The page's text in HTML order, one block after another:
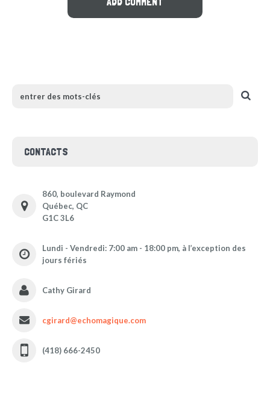
CONTACTS
860, boulevard Raymond
Québec, QC
G1C 3L6
Lundi - Vendredi: 7:00 am - 18:00 pm, à l’exception des
jours fériés
Cathy Girard
cgirard@echomagique.com
(418) 666-2450